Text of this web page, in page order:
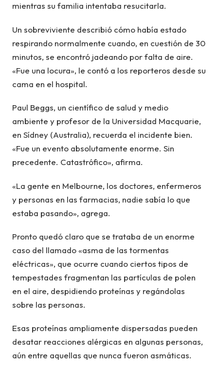
mientras su familia intentaba resucitarla.
Un sobreviviente describió cómo había estado
respirando normalmente cuando, en cuestión de 30
minutos, se encontró jadeando por falta de aire.
«Fue una locura», le contó a los reporteros desde su
cama en el hospital.
Paul Beggs, un científico de salud y medio
ambiente y profesor de la Universidad Macquarie,
en Sídney (Australia), recuerda el incidente bien.
«Fue un evento absolutamente enorme. Sin
precedente. Catastrófico», afirma.
«La gente en Melbourne, los doctores, enfermeros
y personas en las farmacias, nadie sabía lo que
estaba pasando», agrega.
Pronto quedó claro que se trataba de un enorme
caso del llamado «asma de las tormentas
eléctricas», que ocurre cuando ciertos tipos de
tempestades fragmentan las partículas de polen
en el aire, despidiendo proteínas y regándolas
sobre las personas.
Esas proteínas ampliamente dispersadas pueden
desatar reacciones alérgicas en algunas personas,
aún entre aquellas que nunca fueron asmáticas.